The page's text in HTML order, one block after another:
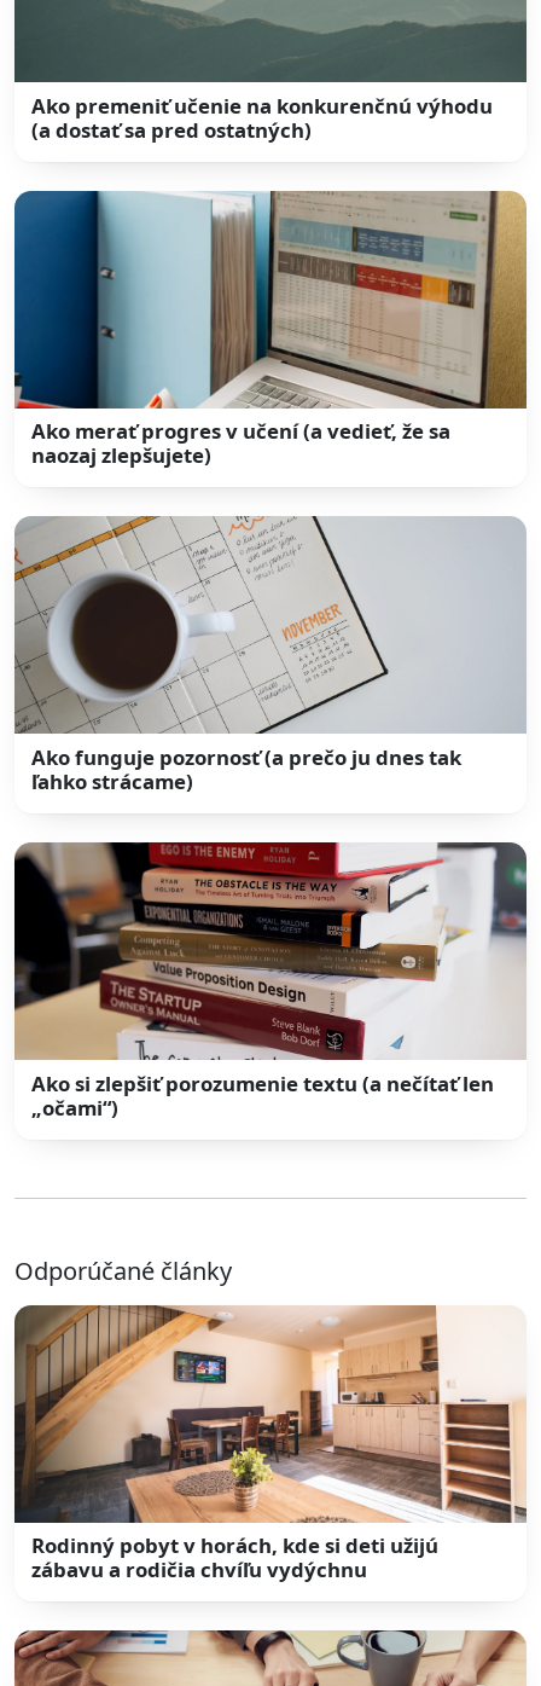
Ako premeniť učenie na konkurenčnú výhodu
(a dostať sa pred ostatných)
Ako merať progres v učení (a vedieť, že sa
naozaj zlepšujete)
Ako funguje pozornosť (a prečo ju dnes tak
ľahko strácame)
Ako si zlepšiť porozumenie textu (a nečítať len
„očami“)
Odporúčané články
Rodinný pobyt v horách, kde si deti užijú
zábavu a rodičia chvíľu vydýchnu